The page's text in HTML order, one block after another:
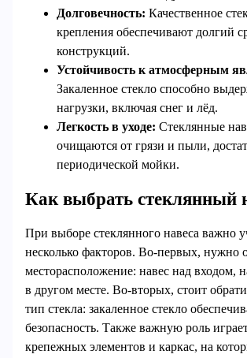
Долговечность: Качественное
крепления обеспечивают долгий
конструкций.
Устойчивость к атмосферным
Закаленное стекло способно
нагрузки, включая снег и лёд.
Легкость в уходе: Стеклянные
очищаются от грязи и пыли,
периодической мойки.
Как выбрать стеклянный
При выборе стеклянного навеса важно
несколько факторов. Во-первых, нужно
месторасположение: навес над входом,
в другом месте. Во-вторых, стоит
тип стекла: закаленное стекло
безопасность. Также важную роль
крепежных элементов и каркас, на